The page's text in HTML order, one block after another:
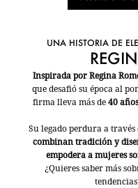
UNA HISTORIA DE
Inspirada por Regina
que desafió su época al
firma lleva más de40
Su legado perdura a través
combinan tradición y
empodera a mujeres
¿Quieres saber más